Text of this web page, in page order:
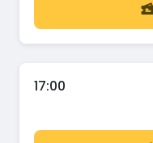
17:00